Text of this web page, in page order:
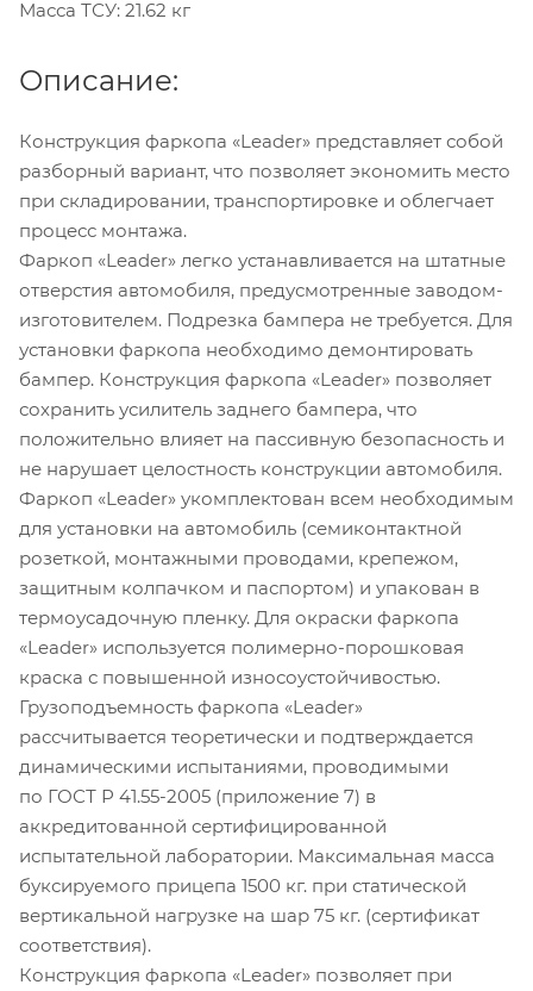
Масса ТСУ: 21.62 кг
Описание:
Конструкция фаркопа «Leader» представляет собой
разборный вариант, что позволяет экономить место
при складировании, транспортировке и облегчает
процесс монтажа.
Фаркоп «Leader» легко устанавливается на штатные
отверстия автомобиля, предусмотренные заводом-
изготовителем. Подрезка бампера не требуется. Для
установки фаркопа необходимо демонтировать
бампер. Конструкция фаркопа «Leader» позволяет
сохранить усилитель заднего бампера, что
положительно влияет на пассивную безопасность и
не нарушает целостность конструкции автомобиля.
Фаркоп «Leader» укомплектован всем необходимым
для установки на автомобиль (семиконтактной
розеткой, монтажными проводами, крепежом,
защитным колпачком и паспортом) и упакован в
термоусадочную пленку. Для окраски фаркопа
«Leader» используется полимерно-порошковая
краска с повышенной износоустойчивостью.
Грузоподъемность фаркопа «Leader»
рассчитывается теоретически и подтверждается
динамическими испытаниями, проводимыми
по ГОСТ Р 41.55-2005 (приложение 7) в
аккредитованной сертифицированной
испытательной лаборатории. Максимальная масса
буксируемого прицепа 1500 кг. при статической
вертикальной нагрузке на шар 75 кг. (сертификат
соответствия).
Конструкция фаркопа «Leader» позволяет при